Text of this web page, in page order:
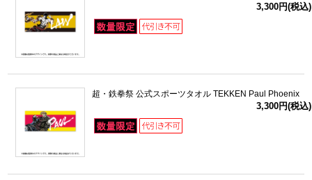
3,300円(税込)
超・鉄拳祭 公式スポーツタオル TEKKEN Paul Phoenix
3,300円(税込)